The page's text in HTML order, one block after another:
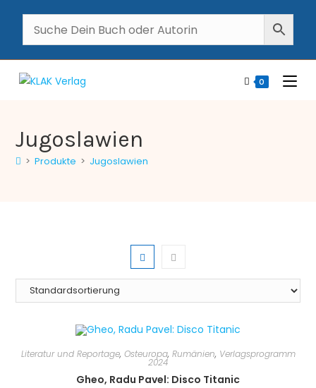
0
Jugoslawien
> Produkte > Jugoslawien
Literatur und Reportage, Osteuropa, Rumänien, Verlagsprogramm
2024
Gheo, Radu Pavel: Disco Titanic